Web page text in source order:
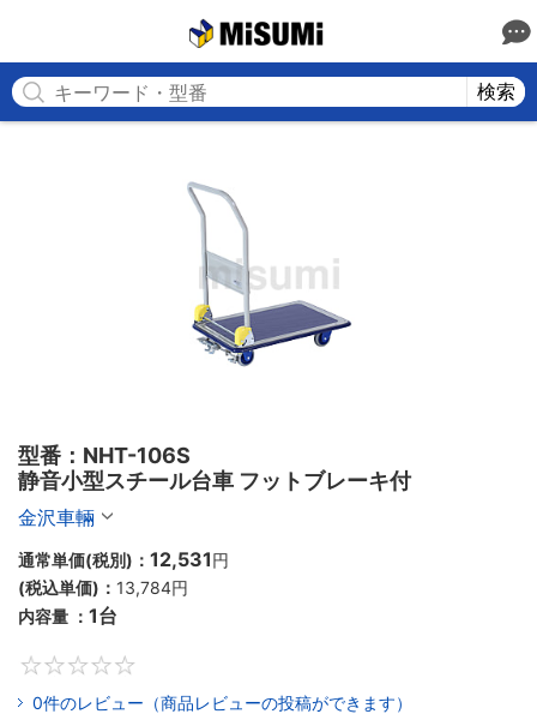
検索
型番：NHT-106S
静音小型スチール台車 フットブレーキ付
金沢車輛
通常単価(税別)： 12,531円
(税込単価)： 13,784円
内容量 ： 1台
0件のレビュー（商品レビューの投稿ができます）